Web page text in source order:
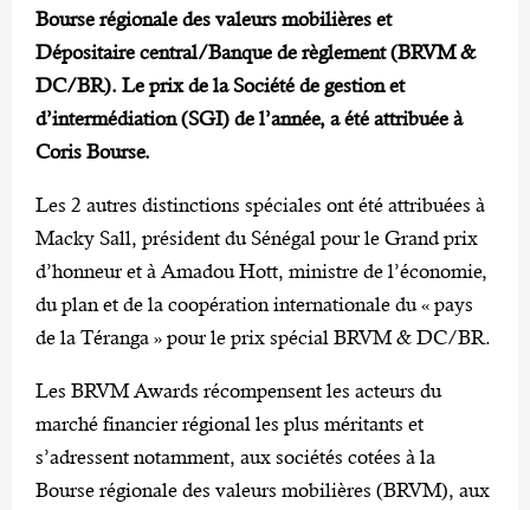
Bourse régionale des valeurs mobilières et
Dépositaire central/Banque de règlement (BRVM &
DC/BR). Le prix de la Société de gestion et
d’intermédiation (SGI) de l’année, a été attribuée à
Coris Bourse.
Les 2 autres distinctions spéciales ont été attribuées à
Macky Sall, président du Sénégal pour le Grand prix
d’honneur et à Amadou Hott, ministre de l’économie,
du plan et de la coopération internationale du « pays
de la Téranga » pour le prix spécial BRVM & DC/BR.
Les BRVM Awards récompensent les acteurs du
marché financier régional les plus méritants et
s’adressent notamment, aux sociétés cotées à la
Bourse régionale des valeurs mobilières (BRVM), aux